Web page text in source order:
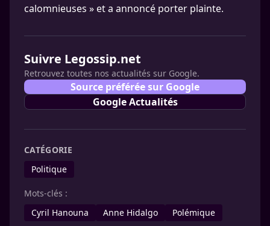
calomnieuses » et a annoncé porter plainte.
Suivre Legossip.net
Retrouvez toutes nos actualités sur Google.
Source préférée sur Google
Google Actualités
CATÉGORIE
Politique
Mots-clés :
Cyril Hanouna
Anne Hidalgo Polémique